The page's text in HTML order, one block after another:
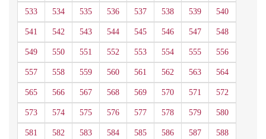
533 534 535 536 537 538 539 540
541 542 543 544 545 546 547 548
549 550 551 552 553 554 555 556
557 558 559 560 561 562 563 564
565 566 567 568 569 570 571 572
573 574 575 576 577 578 579 580
581 582 583 584 585 586 587 588